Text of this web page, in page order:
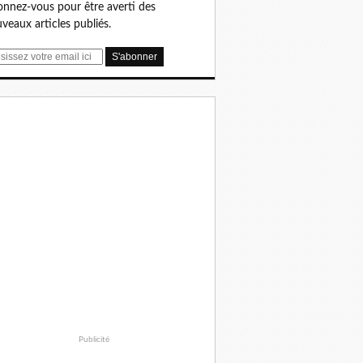
vous pour être averti des
articles publiés.
Publicité